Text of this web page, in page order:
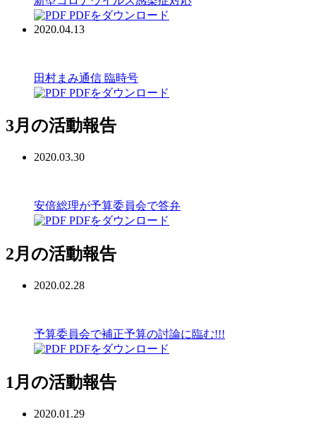
PDFをダウンロード
2020.04.13
田村まみ通信 臨時号
PDFをダウンロード
3月の活動報告
2020.03.30
安倍総理が予算委員会で答弁
PDFをダウンロード
2月の活動報告
2020.02.28
予算委員会で補正予算の討論に臨む!!!
PDFをダウンロード
1月の活動報告
2020.01.29